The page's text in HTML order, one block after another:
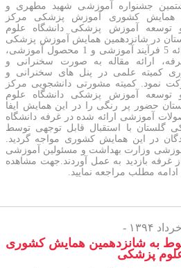
جشنواره آموزشی شهید مطهری و
همایش کشوری آموزش پزشکی مرکز
توسعه آموزش پزشکی دانشگاه علوم
در شانزدهمین همایش آموزش پزشکی
کشور با ارائه 5 فرآیند آموزشی و 1 محصول آموزشی،
ارائه مقاله به صورت سخنرانی و
کمیته علمی در پنل های سخنرانی و
نمود. کمیته مشورتی دانشجویی مرکز
توسعه آموزش پزشکی دانشگاه علوم
حضور پر رنگی را در این همایش ایفا
آموزشی ارائه شده در غرفه دانشگاه
گلستان با استقبال قابل توجهی توسط
در این همایش کشوری مواجه گردید.
وزارت بهداشت و مسئولین آموزشی
غرفه بازدید به عمل آوردند.جهت مشاهده
مطلب مراجعه نمایید.
به شانزدهمین همایش کشوری
پزشکی